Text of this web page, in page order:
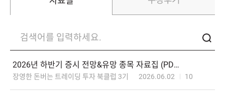
2026년하반기증시전망&유망종목자료집(PDF)
장영한돈버는트레이딩투자북클럽3기 2026.06.02 10